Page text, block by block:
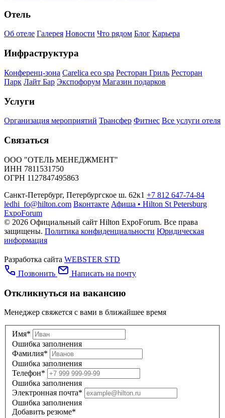
Отель
Об отеле Галерея Новости Что рядом Блог Карьера
Инфраструктура
Конференц-зона Carelica eco spa Ресторан Гриль Ресторан
Парк Лайт Бар Экспофорум Магазин подарков
Услуги
Организация мероприятий Трансфер Фитнес Все услуги отеля
Связаться
ООО "ОТЕЛЬ МЕНЕДЖМЕНТ"
ИНН 7811531750
ОГРН 1127847495863
Санкт-Петербург, Петербургское ш. 62к1 +7 812 647-74-84
ledhi_fo@hilton.com Вконтакте Афиша • Hilton St Petersburg
ExpoForum
© 2026 Официальный сайт Hilton ExpoForum. Все права
защищены. Политика конфиденциальности Юридическая
информация
Разработка сайта WEBSTER STD
Позвонить
Написать на почту
Откликнуться на вакансию
Менеджер свяжется с вами в ближайшее время
Имя*
Ошибка заполнения
Фамилия*
Ошибка заполнения
Телефон*
Ошибка заполнения
Электронная почта*
Ошибка заполнения
Добавить резюме*